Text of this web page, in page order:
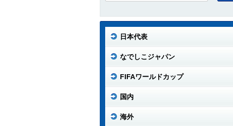
日本代表
なでしこジャパン
FIFAワールドカップ
国内
海外